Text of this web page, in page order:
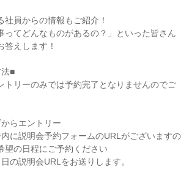
社員からの情報もご紹介！
ってどんなものがあるの？」といった皆さん
答えします！
■
トリーのみでは予約完了となりませんのでご
らエントリー
に説明会予約フォームのURLがございますの
望の日程にご予約ください
の説明会URLをお送りします。